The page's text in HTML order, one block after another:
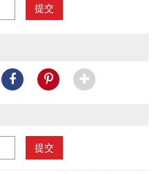
提交
提交